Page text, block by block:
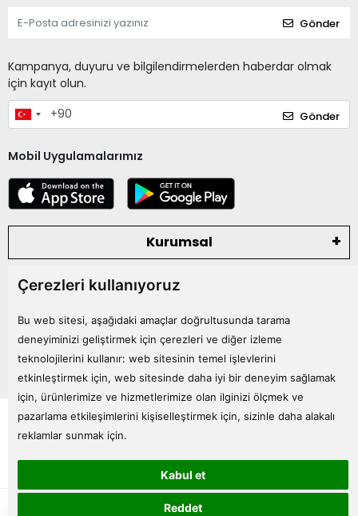
Çerezleri kullanıyoruz
Bu web sitesi, aşağıdaki amaçlar doğrultusunda tarama
deneyiminizi geliştirmek için çerezleri ve diğer izleme
teknolojilerini kullanır: web sitesinin temel işlevlerini
etkinleştirmek için, web sitesinde daha iyi bir deneyim sağlamak
için, ürünlerimize ve hizmetlerimize olan ilginizi ölçmek ve
pazarlama etkileşimlerini kişiselleştirmek için, sizinle daha alakalı
reklamlar sunmak için.
Kabul et
Reddet
Gönder
Kampanya, duyuru ve bilgilendirmelerden haberdar olmak
için kayıt olun.
Gönder
Mobil Uygulamalarımız
Kurumsal
Kategoriler
Bize Ulaşın
Tüm bilgileriniz 256bit SSL Sertifikası ile korunmaktadır.
© 2024
superKET E-ticaret ve Pazaryeri Entegrasyon Çözümleri